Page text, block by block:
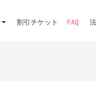
割引チケット FAQ